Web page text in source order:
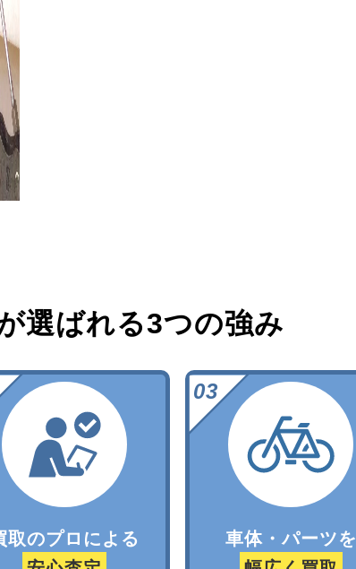
選ばれる3つの強み
取のプロによる
車体・パーツを